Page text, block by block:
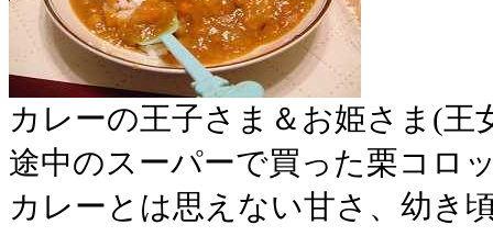
カレーの王子さま＆お姫さま(王
途中のスーパーで買った栗コロ
カレーとは思えない甘さ、幼き